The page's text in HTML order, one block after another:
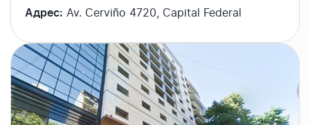
Адрес: Av. Cerviño 4720, Capital Federal